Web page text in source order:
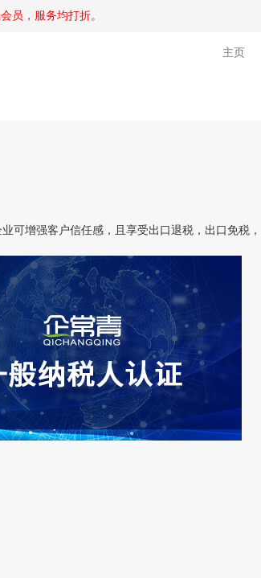
员，服务均打折。
主页
强客户信任感，且享受出口退税，出口免税